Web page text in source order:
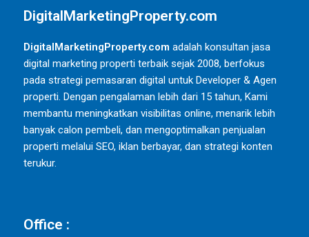
DigitalMarketingProperty.com
DigitalMarketingProperty.com adalah konsultan jasa
digital marketing properti terbaik sejak 2008, berfokus
pada strategi pemasaran digital untuk Developer & Agen
properti. Dengan pengalaman lebih dari 15 tahun, Kami
membantu meningkatkan visibilitas online, menarik lebih
banyak calon pembeli, dan mengoptimalkan penjualan
properti melalui SEO, iklan berbayar, dan strategi konten
terukur.
Office :